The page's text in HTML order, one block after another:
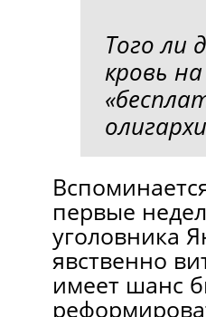
Того ли
кровь
первые
уголовника
явственно
имеет шанс